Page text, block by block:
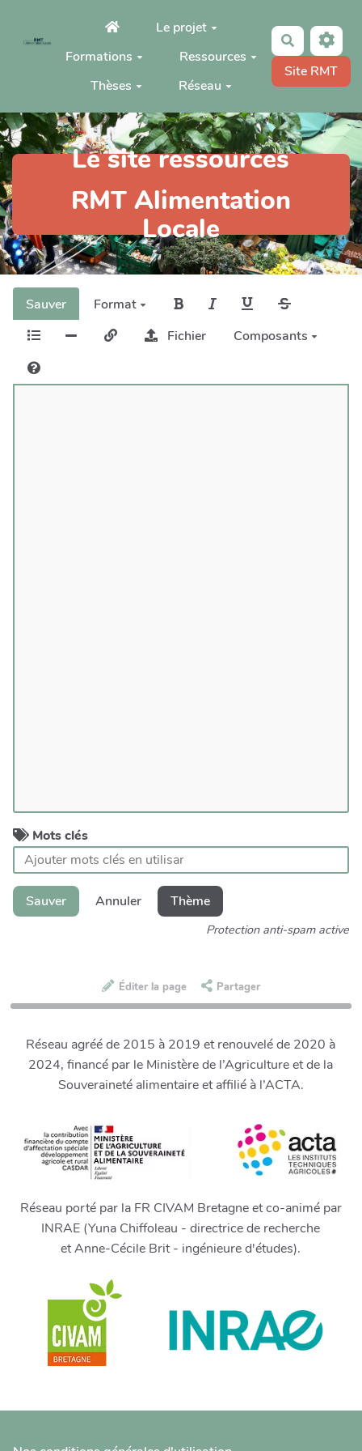
Aller au contenu principalLe projet
Formations
Ressources
Thèses
Réseau
Rechercher
Site RMT
Le site ressources
RMT Alimentation
Locale
Sauver
Format
Fichier
Composants
Mots clés
Sauver Annuler Thème
Protection anti-spam active
Éditer la page Partager
Réseau agréé de 2015 à 2019 et renouvelé de 2020 à
2024, financé par le Ministère de l’Agriculture et de la
Souveraineté alimentaire et affilié à l’ACTA.
Réseau porté par la FR CIVAM Bretagne et co-animé par
INRAE (Yuna Chiffoleau - directrice de recherche
et Anne-Cécile Brit - ingénieure d'études).